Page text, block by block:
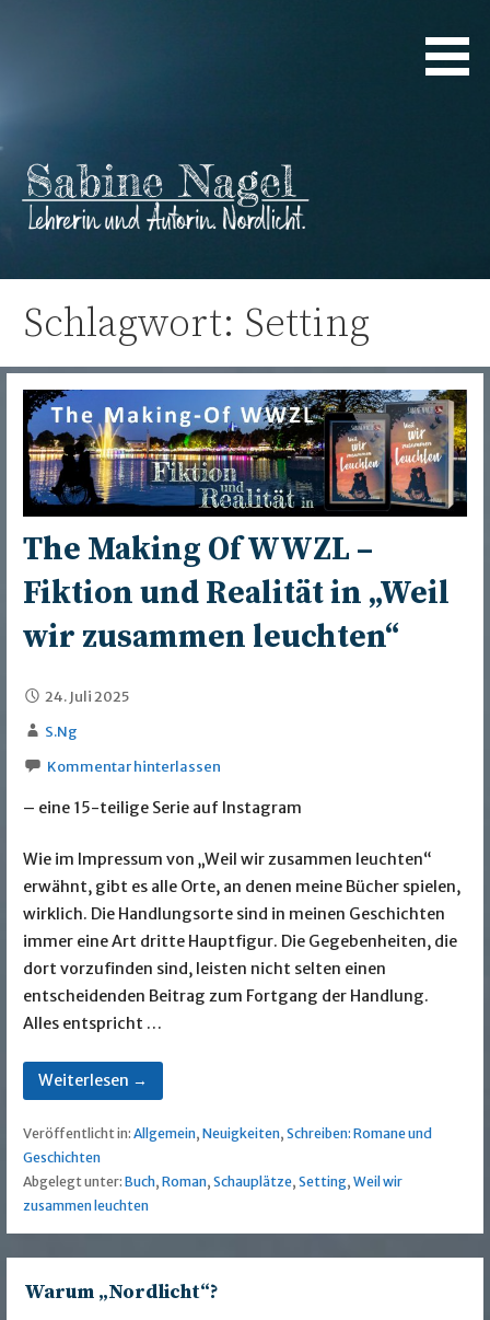
Sabine Nagel
Schlagwort: Setting
The Making Of WWZL –
Fiktion und Realität in „Weil
wir zusammen leuchten“
24. Juli 2025
S.Ng
Kommentar hinterlassen
– eine 15-teilige Serie auf Instagram
Wie im Impressum von „Weil wir zusammen leuchten“
erwähnt, gibt es alle Orte, an denen meine Bücher spielen,
wirklich. Die Handlungsorte sind in meinen Geschichten
immer eine Art dritte Hauptfigur. Die Gegebenheiten, die
dort vorzufinden sind, leisten nicht selten einen
entscheidenden Beitrag zum Fortgang der Handlung.
Alles entspricht …
Weiterlesen →
Veröffentlicht in: Allgemein, Neuigkeiten, Schreiben: Romane und
Geschichten
Abgelegt unter: Buch, Roman, Schauplätze, Setting, Weil wir
zusammen leuchten
Warum „Nordlicht“?